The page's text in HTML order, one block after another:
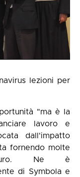
lezioni per
"ma è la
lavoro e
dall'impatto
fornendo molte
Ne è
di Symbola e